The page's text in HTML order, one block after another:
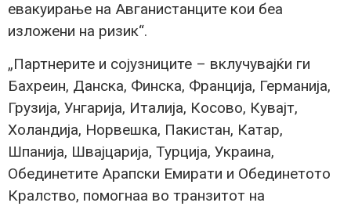
евакуирање на Авганистанците кои беа
изложени на ризик“.
„Партнерите и сојузниците – вклучувајќи ги
Бахреин, Данска, Финска, Франција, Германија,
Грузија, Унгарија, Италија, Косово, Кувајт,
Холандија, Норвешка, Пакистан, Катар,
Шпанија, Швајцарија, Турција, Украина,
Обединетите Арапски Емирати и Обединетото
Кралство, помогнаа во транзитот на